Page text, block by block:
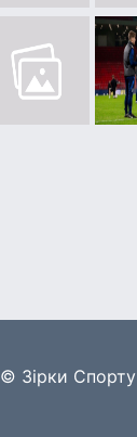
© Зірки Спорту